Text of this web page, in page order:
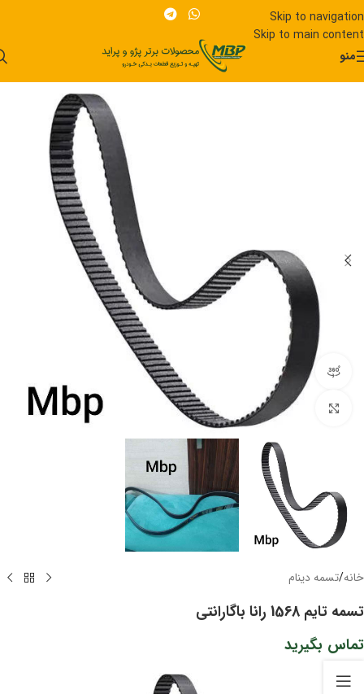
Skip to navigation
Skip to main content
منو
مشاهده 360 درجه
برای بزرگنمایی کلیک کنید
خانه/تسمه دینام
تسمه تایم 1568 رانا باگارانتی
تماس بگیرید